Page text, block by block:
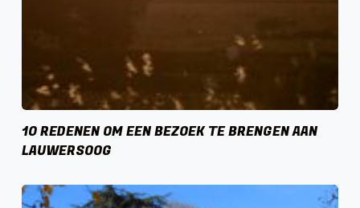
10 REDENEN OM EEN BEZOEK TE BRENGEN AAN
LAUWERSOOG